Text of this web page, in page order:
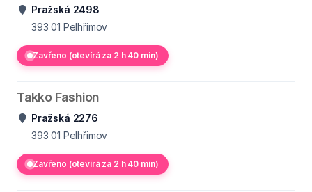
Pražská 2498
393 01 Pelhřimov
Zavřeno (otevírá za 2 h 40 min)
Takko Fashion
Pražská 2276
393 01 Pelhřimov
Zavřeno (otevírá za 2 h 40 min)